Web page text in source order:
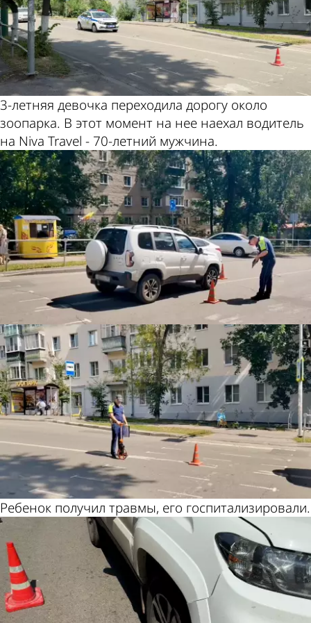
3-летняя девочка переходила дорогу около
зоопарка. В этот момент на нее наехал водитель
на Niva Travel - 70-летний мужчина.
Ребенок получил травмы, его госпитализировали.